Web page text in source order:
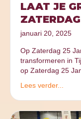
LAAT JE
januari 20, 2025
Op Zaterdag 25
transformeren in
op Zaterdag 25
Lees verder...